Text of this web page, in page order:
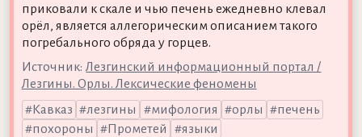
приковали к скале и чью печень ежедневно клевал
орёл, является аллегорическим описанием такого
погребального обряда у горцев.
Источник: Лезгинский информационный портал /
Лезгины. Орлы. Лексические феномены
Кавказ
лезгины мифология орлы
печень
похороны
Прометей языки